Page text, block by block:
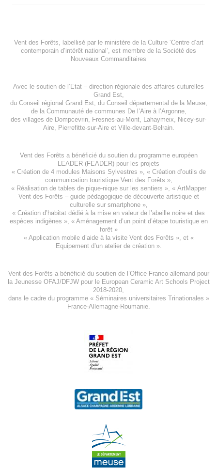
Vent des Forêts, labellisé par le ministère de la Culture ‘Centre d’art
contemporain d’intérêt national’, est membre de la Société des
Nouveaux Commanditaires
Avec le soutien de l’ Etat – direction régionale des affaires cuturelles
Grand Est,
du Conseil régional Grand Est, du Conseil départemental de la Meuse,
de la Communauté de communes De l’Aire à l’Argonne,
des villages de Dompcevrin, Fresnes-au-Mont, Lahaymeix, Nicey-sur-
Aire, Pierrefitte-sur-Aireet Ville-devant-Belrain.
Vent des Forêts a bénéficié du soutien du programme européen
LEADER (FEADER) pour les projets
« Création de 4 modules Maisons Sylvestres », « Création d’outils de
communication touristique Vent des Forêts »,
« Réalisation de tables de pique-nique sur les sentiers », « ArtMapper
Vent des Forêts – guide pédagogique de découverte artistique et
culturelle sur smartphone »,
« Création d’habitat dédié à la mise en valeur de l’abeille noire et des
espèces indigènes », « Aménagement d’un point d’étape touristique en
forêt»
« Application mobile d’aide à la visite Vent des Forêts », et «
Equipement d’un atelier de création».
Vent des Forêts a bénéficié du soutien de l’Office Franco-allemand pour
la Jeunesse OFAJ/DFJWpour leEuropean Ceramic Art Schools Project
2018-2020,
dans le cadre du programme « Séminaires universitaires Trinationales »
France-Allemagne-Roumanie.